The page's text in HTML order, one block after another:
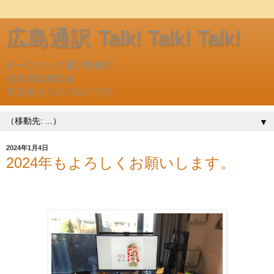
広島通訳 Talk! Talk! Talk!
ピースリンク通訳事務所
代表通訳翻訳者
宮原美佳子のブログです。
▼
2024年1月4日
2024年もよろしくお願いします。